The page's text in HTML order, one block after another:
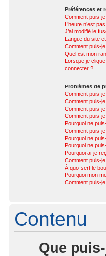
Préférences et
Comment puis-
L’heure n’est
J’ai modifié le
Langue du site
Comment puis-
Quel est mon
Lorsque je clique
connecter ?
Problèmes de
Comment puis-
Comment puis-
Comment puis-
Comment puis-
Pourquoi ne
Comment puis-
Pourquoi ne
Pourquoi ne
Pourquoi ai-je
Comment puis-
À quoi sert le
Pourquoi mon
Comment puis-
Contenu
Que